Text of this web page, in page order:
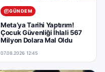
GÜNDEM
Meta’ya Tarihi Yaptırım!
Çocuk Güvenliği İhlali 567
Milyon Dolara Mal Oldu
07.08.2026 12:45